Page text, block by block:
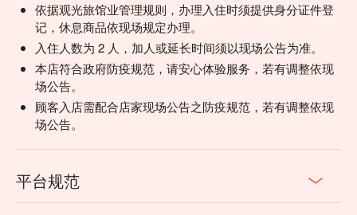
依据观光旅馆业管理规则，办理入住时须提供身分证件登
记，休息商品依现场规定办理。
入住人数为 2 人，加人或延长时间须以现场公告为准。
本店符合政府防疫规范，请安心体验服务，若有调整依现
场公告。
顾客入店需配合店家现场公告之防疫规范，若有调整依现
场公告。
平台规范